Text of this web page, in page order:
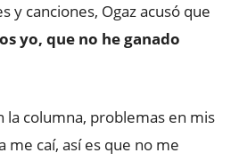
y canciones, Ogaz acusó que
yo, que no he ganado
la columna, problemas en mis
me caí, así es que no me